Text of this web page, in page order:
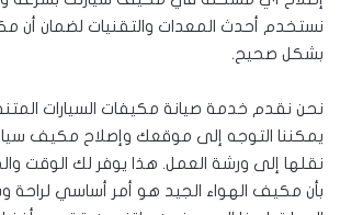
نستخدم أحدث المعدات والتقنيات لضمان أن
بشكل صحيح.
نحن نقدم خدمة صيانة مكيفات السيارات
يمكننا التوجه إلى موقعك وإصلاح مكيف
نقلها إلى ورشة العمل. هذا يوفر لك الوقت
بأن مكيف الهواء الجيد هو أمر أساسي لراحة